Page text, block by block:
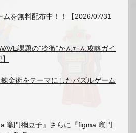
ムを無料配布中！！【2026/07/31
課題の”冷徹”かんたん攻略ガイ
金術をテーマにしたパズルゲーム
竈門禰豆子』さらに『figma 竈門